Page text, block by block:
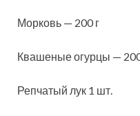
Морковь — 200 г
Квашеные огурцы —
Репчатый лук 1 шт.